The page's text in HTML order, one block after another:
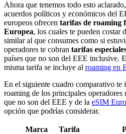
Ahora que tenemos todo esto
acuerdos políticos y económicos del
europeos ofrecen tarifas de roaming
Europea, los cuales te pueden costar
similar al que consumes como si
operadores te cobran tarifas
países que no son del EEE inclusive.
misma tarifa se incluye al roaming en
En el siguiente cuadro comparativo te
roaming de los principales operadores
que no son del EEE y de la eSIM
opción que podrías considerar.
Marca Tarifa